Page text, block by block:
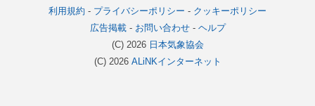
利用規約 - プライバシーポリシー - クッキーポリシー
広告掲載- お問い合わせ- ヘルプ
(C) 2026 日本気象協会
(C) 2026 ALiNKインターネット